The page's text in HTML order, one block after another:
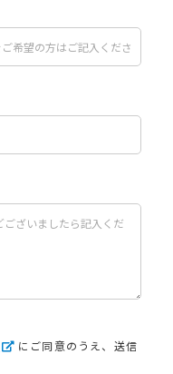
にご同意のうえ、送信